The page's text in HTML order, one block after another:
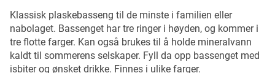
Klassisk plaskebasseng til de minste i familien eller
nabolaget. Bassenget har tre ringer i høyden, og kommer i
tre flotte farger. Kan også brukes til å holde mineralvann
kaldt til sommerens selskaper. Fyll da opp bassenget med
isbiter og ønsket drikke. Finnes i ulike farger.